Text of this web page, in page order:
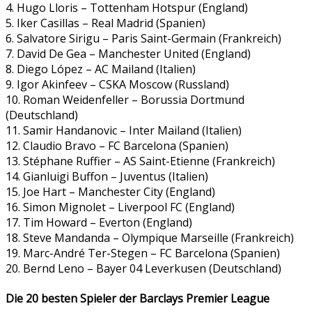
4. Hugo Lloris – Tottenham Hotspur (England)
5. Iker Casillas – Real Madrid (Spanien)
6. Salvatore Sirigu – Paris Saint-Germain (Frankreich)
7. David De Gea – Manchester United (England)
8. Diego López – AC Mailand (Italien)
9. Igor Akinfeev – CSKA Moscow (Russland)
10. Roman Weidenfeller – Borussia Dortmund
(Deutschland)
11. Samir Handanovic – Inter Mailand (Italien)
12. Claudio Bravo – FC Barcelona (Spanien)
13. Stéphane Ruffier – AS Saint-Etienne (Frankreich)
14. Gianluigi Buffon – Juventus (Italien)
15. Joe Hart – Manchester City (England)
16. Simon Mignolet – Liverpool FC (England)
17. Tim Howard – Everton (England)
18. Steve Mandanda – Olympique Marseille (Frankreich)
19. Marc-André Ter-Stegen – FC Barcelona (Spanien)
20. Bernd Leno – Bayer 04 Leverkusen (Deutschland)
Die 20 besten Spieler der Barclays Premier League